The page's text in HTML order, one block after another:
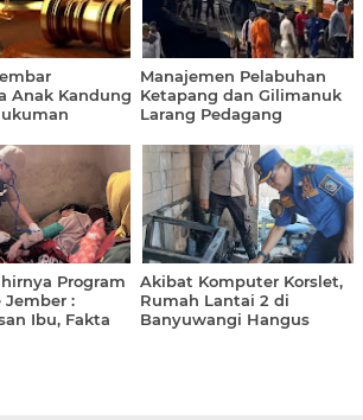
Anak Kandung
Manajemen Pelabuhan
Ketapang dan Gilimanuk
Larang Pedagang
Program
Jember :
Ibu, Fakta
Akibat Komputer Korslet,
Rumah Lantai 2 di
Banyuwangi Hangus